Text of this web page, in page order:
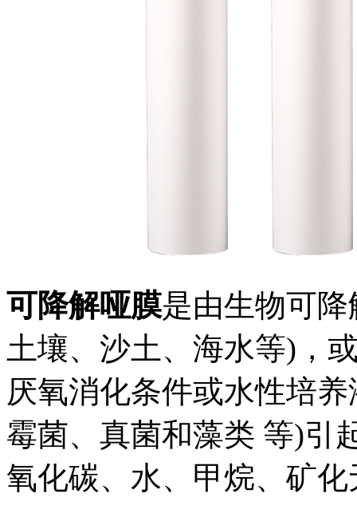
可降解哑膜是由生物可
土壤、沙土、海水等)，
厌氧消化条件或水性培
霉菌、真菌和藻类 等)引
氧化碳、水、甲烷、矿